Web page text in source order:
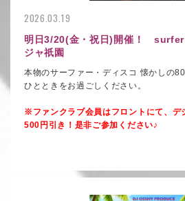
2026.03.19
明日3/20(金・祝日)開催！ surfer
ジャ祇園
本物のサーファー・ディスコ 懐かしの
ひとときをお過ごしください。
※ファンクラブ会員はフロントにて、デ
500円引き！ 是非ご参加ください♪